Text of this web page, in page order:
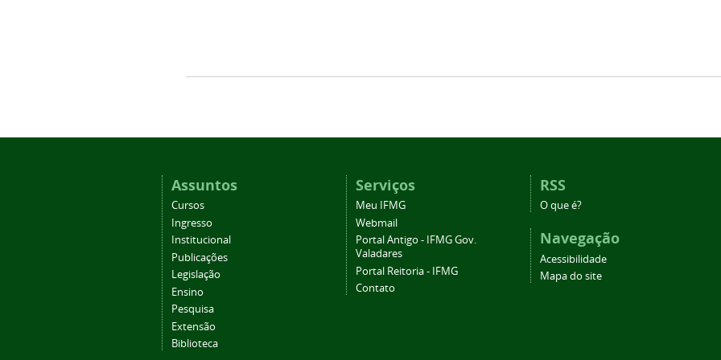
Assuntos
Cursos
Ingresso
Institucional
Publicações
Legislação
Ensino
Pesquisa
Extensão
Biblioteca
Serviços
Meu IFMG
Webmail
Portal Antigo - IFMG Gov.
Valadares
Portal Reitoria - IFMG
Contato
RSS
O que é?
Navegação
Acessibilidade
Mapa do site